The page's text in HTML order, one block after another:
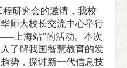
研究会的邀请，我校
师大校长交流中心举行
上海站”的活动。本次
了解我国智慧教育的发
势，探讨新一代信息技